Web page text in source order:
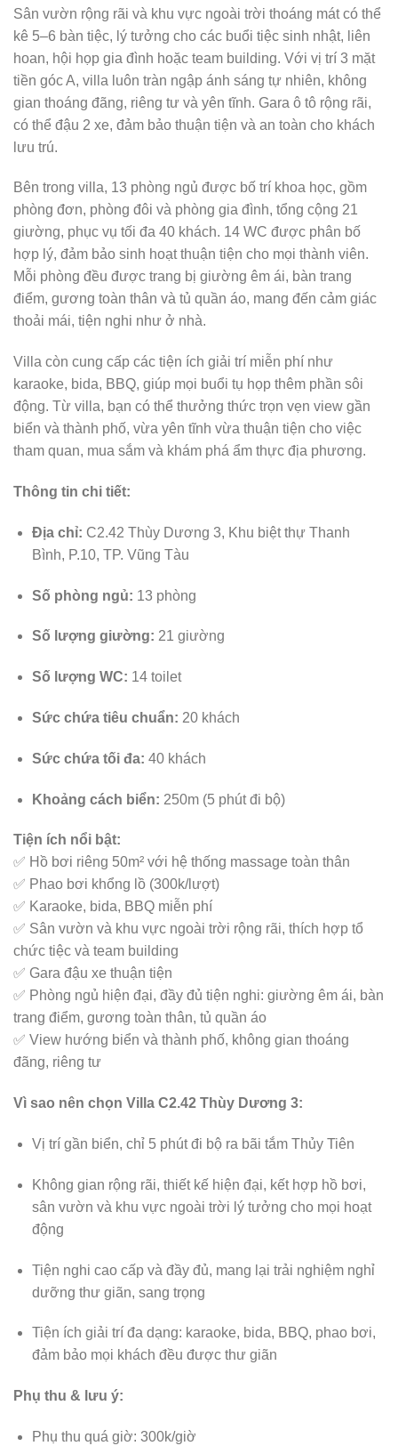
Sân vườn rộng rãi và khu vực ngoài trời thoáng mát có thể
kê 5–6 bàn tiệc, lý tưởng cho các buổi tiệc sinh nhật, liên
hoan, hội họp gia đình hoặc team building. Với vị trí 3 mặt
tiền góc A, villa luôn tràn ngập ánh sáng tự nhiên, không
gian thoáng đãng, riêng tư và yên tĩnh. Gara ô tô rộng rãi,
có thể đậu 2 xe, đảm bảo thuận tiện và an toàn cho khách
lưu trú.
Bên trong villa, 13 phòng ngủ được bố trí khoa học, gồm
phòng đơn, phòng đôi và phòng gia đình, tổng cộng 21
giường, phục vụ tối đa 40 khách. 14 WC được phân bố
hợp lý, đảm bảo sinh hoạt thuận tiện cho mọi thành viên.
Mỗi phòng đều được trang bị giường êm ái, bàn trang
điểm, gương toàn thân và tủ quần áo, mang đến cảm giác
thoải mái, tiện nghi như ở nhà.
Villa còn cung cấp các tiện ích giải trí miễn phí như
karaoke, bida, BBQ, giúp mọi buổi tụ họp thêm phần sôi
động. Từ villa, bạn có thể thưởng thức trọn vẹn view gần
biển và thành phố, vừa yên tĩnh vừa thuận tiện cho việc
tham quan, mua sắm và khám phá ẩm thực địa phương.
Thông tin chi tiết:
Địa chỉ: C2.42 Thùy Dương 3, Khu biệt thự Thanh
Bình, P.10, TP. Vũng Tàu
Số phòng ngủ: 13 phòng
Số lượng giường: 21 giường
Số lượng WC: 14 toilet
Sức chứa tiêu chuẩn: 20 khách
Sức chứa tối đa: 40 khách
Khoảng cách biển: 250m (5 phút đi bộ)
Tiện ích nổi bật:
✅ Hồ bơi riêng 50m² với hệ thống massage toàn thân
✅ Phao bơi khổng lồ (300k/lượt)
✅ Karaoke, bida, BBQ miễn phí
✅ Sân vườn và khu vực ngoài trời rộng rãi, thích hợp tổ
chức tiệc và team building
✅ Gara đậu xe thuận tiện
✅ Phòng ngủ hiện đại, đầy đủ tiện nghi: giường êm ái, bàn
trang điểm, gương toàn thân, tủ quần áo
✅ View hướng biển và thành phố, không gian thoáng
đãng, riêng tư
Vì sao nên chọn Villa C2.42 Thùy Dương 3:
Vị trí gần biển, chỉ 5 phút đi bộ ra bãi tắm Thủy Tiên
Không gian rộng rãi, thiết kế hiện đại, kết hợp hồ bơi,
sân vườn và khu vực ngoài trời lý tưởng cho mọi hoạt
động
Tiện nghi cao cấp và đầy đủ, mang lại trải nghiệm nghỉ
dưỡng thư giãn, sang trọng
Tiện ích giải trí đa dạng: karaoke, bida, BBQ, phao bơi,
đảm bảo mọi khách đều được thư giãn
Phụ thu & lưu ý:
Phụ thu quá giờ: 300k/giờ